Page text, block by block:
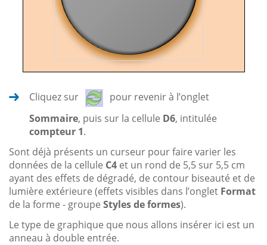
Cliquez sur
pour revenir à l’onglet
Sommaire, puis sur la cellule D6, intitulée
compteur 1.
Sont déjà présents un curseur pour faire varier les
données de la cellule C4 et un rond de 5,5 sur 5,5 cm
ayant des effets de dégradé, de contour biseauté et de
lumière extérieure (effets visibles dans l’onglet Format
de la forme - groupe Styles de formes).
Le type de graphique que nous allons insérer ici est un
anneau à double entrée.